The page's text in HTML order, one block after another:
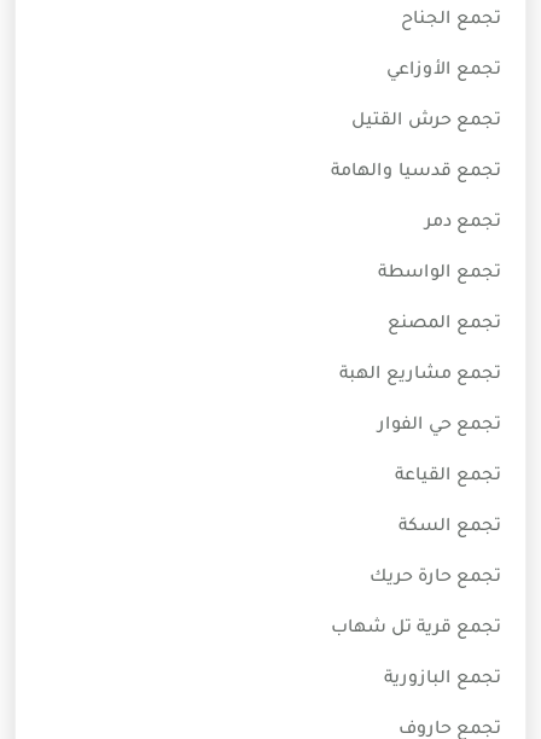
تجمع الجناح
تجمع الأوزاعي
تجمع حرش القتيل
تجمع قدسيا والهامة
تجمع دمر
تجمع الواسطة
تجمع المصنع
تجمع مشاريع الهبة
تجمع حي الفوار
تجمع القياعة
تجمع السكة
تجمع حارة حريك
تجمع قرية تل شهاب
تجمع البازورية
تجمع حاروف